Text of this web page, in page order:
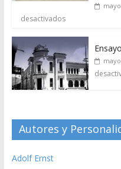
desactivados
Autores y
Adolf Ernst